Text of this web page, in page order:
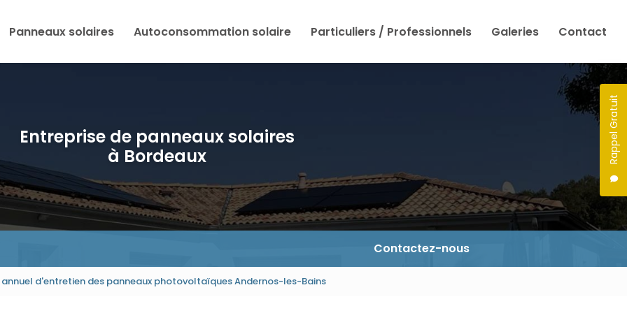
Rappel Gratuit
Panneaux solaires Autoconsommation solaire Particuliers / Professionnels Galeries Contact
Entreprise de panneaux solaires
à Bordeaux
Contactez-nous
d'entretien des panneaux photovoltaïques Andernos-les-Bains